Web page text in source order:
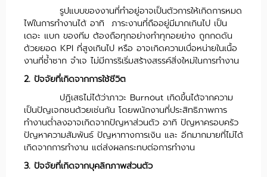
รูปแบบของงานที่ทำอยู่อาจเป็นตัวการให้เกิดการหมด
ไฟในการทำงานได้ อาทิ ภาระงานที่ถืออยู่มีมากเกินไป เป็น
เดอะ แบก ของทีม ต้องถือทุกอย่างทำทุกอยย่าง ถูกกดดัน
ด้วยยอด KPI ที่สูงเกินไป หรือ อาจเกิดความเบื่อหน่ายในเนื้อ
งานที่ซ้ำซาก จำเจ ไม่มีการริเริ่มสร้างสรรค์สิ่งใหม่ในการทำงาน
2. ปัจจัยที่เกิดจากการใช้ชีวิต
ปฏิเสธไม่ได้ว่าภาวะ Burnout เกิดขึ้นได้จากความ
เป็นปัญเจกชนด้วยเช่นกัน โดยพนักงานที่ประสิทธิภาพการ
ทำงานต่ำลงอาจเกิดจากปัญหาส่วนตัว อาทิ ปัญหาครอบครัว
ปัญหาความสัมพันธ์ ปัญหาทางการเงิน และ อีกมากมายที่ไม่ได้
เกิดจากการทำงาน แต่ส่งผลกระทบต่อการทำงาน
3. ปัจจัยที่เกิดจากบุคลิกภาพส่วนตัว